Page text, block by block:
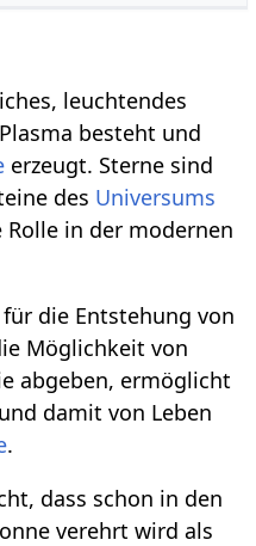
leuchtendes
besteht und
erzeugt. Sterne sind
des Universums
in der modernen
die Entstehung von
Möglichkeit von
abgeben, ermöglicht
damit von Leben
.
dass schon in den
verehrt wird als